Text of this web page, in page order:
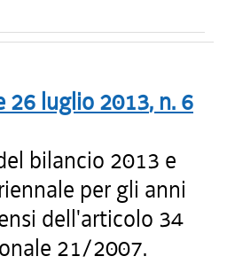
26 luglio 2013, n. 6
bilancio 2013 e
per gli anni
dell'articolo 34
21/2007.